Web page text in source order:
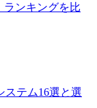
ランキングを比
ステム16選と選